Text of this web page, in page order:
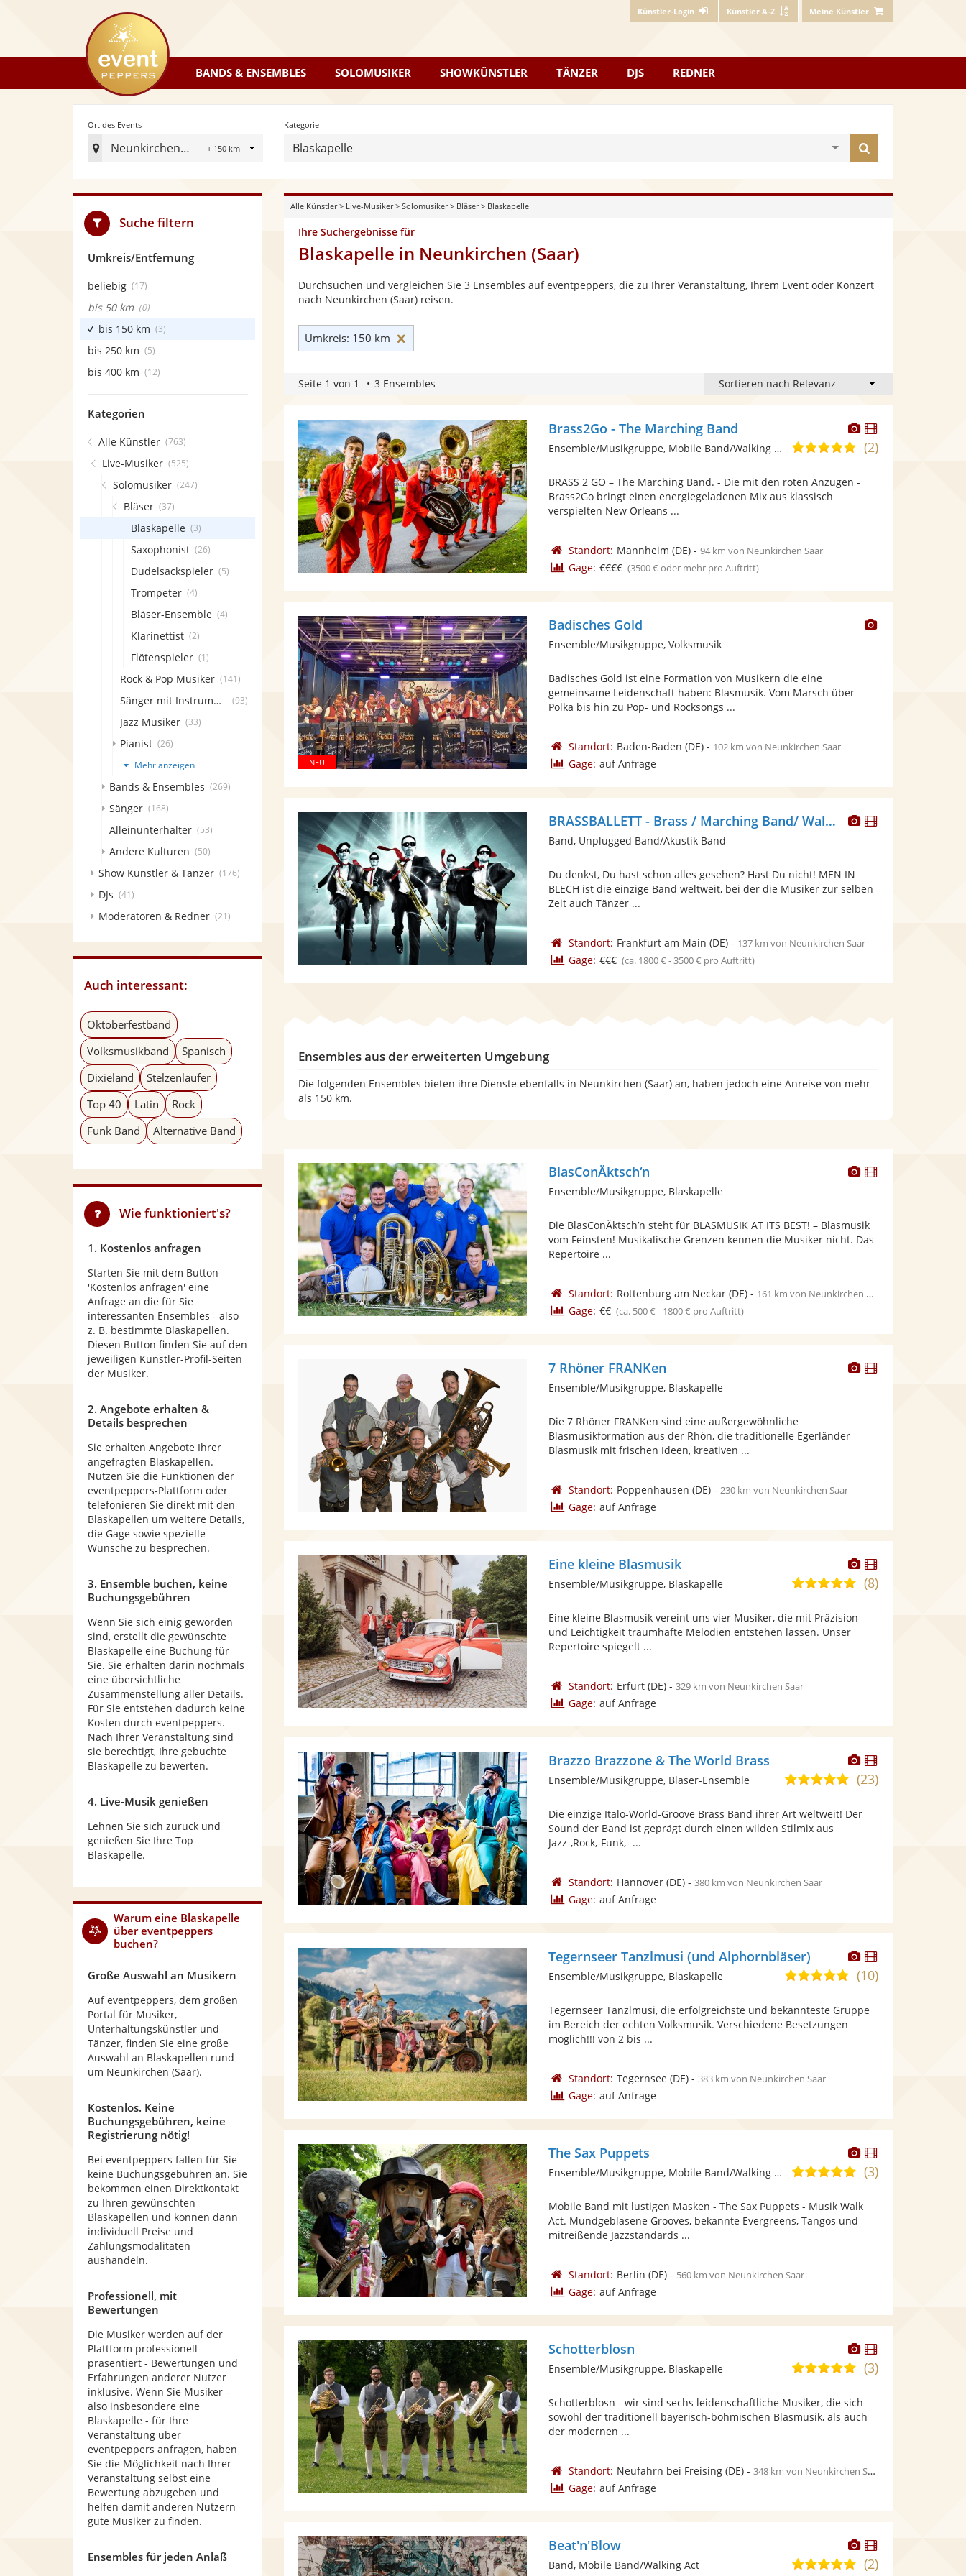
Künstler-Login Künstler A-Z Meine Künstler
eventpeppers
BANDS & ENSEMBLES SOLOMUSIKER SHOWKÜNSTLER TÄNZER DJS REDNER
Ort des Events
Neunkirchen Saar
Radius
Ort
Events
festlegen
Kategorie
Blaskapelle
finden
Alle Künstler> Live-Musiker> Solomusiker> Bläser> Blaskapelle
Ihre Suchergebnisse für
Blaskapelle in Neunkirchen (Saar)
Durchsuchen und vergleichen Sie 3 Ensembles auf eventpeppers, die zu Ihrer Veranstaltung, Ihrem Event oder Konzert
nach Neunkirchen (Saar) reisen.
Umkreis: 150 km
Seite 1 von 1 3 Ensembles
Dieser
Künstler
stellt
Dieser
Künstler
Brass2Go - The Marching Band
5,0
5
(2)
Ensemble/Musikgruppe, Mobile Band/Walking Act
BRASS 2 GO – The Marching Band. - Die mit den roten Anzügen -
Brass2Go bringt einen energiegeladenen Mix aus klassisch
verspielten New Orleans ...
Standort: Mannheim (DE)- 94 km von Neunkirchen Saar
Gage: €€€€ (3500 € oder mehr pro Auftritt)
Dieser
Badisches Gold
Ensemble/Musikgruppe, Volksmusik
Badisches Gold ist eine Formation von Musikern die eine
gemeinsame Leidenschaft haben: Blasmusik. Vom Marsch über
Polka bis hin zu Pop- und Rocksongs ...
Standort: Baden-Baden (DE)- 102 km von Neunkirchen Saar
Gage: auf Anfrage
DieserDieser
BRASSBALLETT - Brass / Marching Band/ Walkact, Blaskapelle
Band, Unplugged Band/Akustik Band
Du denkst, Du hast schon alles gesehen? Hast Du nicht! MEN IN
BLECH ist die einzige Band weltweit, bei der die Musiker zur selben
Zeit auch Tänzer ...
Standort: Frankfurt am Main (DE)- 137 km von Neunkirchen Saar
Gage: €€€ (ca. 1800 € - 3500 € pro Auftritt)
Ensembles aus der erweiterten Umgebung
Die folgenden Ensembles bieten ihre Dienste ebenfalls in Neunkirchen (Saar) an, haben jedoch eine Anreise von mehr
als 150 km.
Dieser
Fotos
bereit.
Dieser
BlasConÄktsch‘n
Ensemble/Musikgruppe, Blaskapelle
Die BlasConÄktsch’n steht für BLASMUSIK AT ITS BEST! – Blasmusik
vom Feinsten! Musikalische Grenzen kennen die Musiker nicht. Das
Repertoire ...
Standort: Rottenburg am Neckar(DE)- 161 km von Neunkirchen Saar
Gage: €€ (ca. 500 € - 1800 € pro Auftritt)
DieserDieser
7 Rhöner FRANKen
Ensemble/Musikgruppe, Blaskapelle
Die 7 Rhöner FRANKen sind eine außergewöhnliche
Blasmusikformation aus der Rhön, die traditionelle Egerländer
Blasmusik mit frischen Ideen, kreativen ...
Standort: Poppenhausen (DE)- 230 km von Neunkirchen Saar
Gage: auf Anfrage
Dieser
Künstler
stellt
Dieser
Künstler
Eine kleine Blasmusik
4,9
5
(8)
Ensemble/Musikgruppe, Blaskapelle
Eine kleine Blasmusik vereint uns vier Musiker, die mit Präzision
und Leichtigkeit traumhafte Melodien entstehen lassen. Unser
Repertoire spiegelt ...
Standort: Erfurt(DE)- 329 km von Neunkirchen Saar
Gage: auf Anfrage
Dieser
Künstler
stellt
Dieser
Künstler
Brazzo Brazzone & The World Brass
5,0
5
(23)
Ensemble/Musikgruppe, Bläser-Ensemble
Die einzige Italo-World-Groove Brass Band ihrer Art weltweit! Der
Sound der Band ist geprägt durch einen wilden Stilmix aus
Jazz-,Rock,-Funk,- ...
Standort: Hannover(DE)- 380 km von Neunkirchen Saar
Gage: auf Anfrage
Dieser
Künstler
stellt
bereit.
Dieser
Künstler
Tegernseer Tanzlmusi (und Alphornbläser)
5,0
5
(10)
Ensemble/Musikgruppe, Blaskapelle
Tegernseer Tanzlmusi, die erfolgreichste und bekannteste Gruppe
im Bereich der echten Volksmusik. Verschiedene Besetzungen
möglich!!! von 2 bis ...
Standort: Tegernsee(DE)- 383 km von Neunkirchen Saar
Gage: auf Anfrage
Dieser
Künstler
stellt
bereit.
Dieser
Künstler
The Sax Puppets
5,0
5
Sternen
(3)
Ensemble/Musikgruppe, Mobile Band/Walking Act
Mobile Band mit lustigen Masken - The Sax Puppets - Musik Walk
Act. Mundgeblasene Grooves, bekannte Evergreens, Tangos und
mitreißende Jazzstandards ...
Standort: Berlin (DE)- 560 km von Neunkirchen Saar
Gage: auf Anfrage
Dieser
Künstler
stellt
bereit.
Dieser
Künstler
Schotterblosn
5,0
5
Sternen
(3)
Ensemble/Musikgruppe, Blaskapelle
Schotterblosn - wir sind sechs leidenschaftliche Musiker, die sich
sowohl der traditionell bayerisch-böhmischen Blasmusik, als auch
der modernen ...
Standort: Neufahrn bei Freising(DE)- 348 km von Neunkirchen Saar
Gage: auf Anfrage
Dieser
Künstler
Dieser
Künstler
Beat'n'Blow
5,0(2)
Band, Mobile Band/Walking Act
Suche filtern
Umkreis/Entfernung
beliebig (17)
bis 50 km (0)
bis 150 km (3)
bis 250 km (5)
bis 400 km (12)
Kategorien
Alle Künstler (763)
Live-Musiker (525)
Solomusiker (247)
Bläser (37)
Blaskapelle (3)
Saxophonist (26)
Dudelsackspieler (5)
Trompeter (4)
Bläser-Ensemble (4)
Klarinettist (2)
Flötenspieler (1)
Rock & Pop Musiker (141)
Sänger mit Instrument (93)
Jazz Musiker (33)
Pianist (26)
Mehr anzeigen
Bands & Ensembles (269)
Sänger (168)
Alleinunterhalter (53)
Andere Kulturen (50)
Show Künstler & Tänzer (176)
DJs (41)
Moderatoren & Redner (21)
Auch interessant:
Oktoberfestband
Volksmusikband
Spanisch
Dixieland
Stelzenläufer
Top 40
Latin
Rock
Funk Band
Alternative Band
Wie funktioniert's?
1. Kostenlos anfragen
Starten Sie mit dem Button
'Kostenlos anfragen' eine
Anfrage an die für Sie
interessanten Ensembles - also
z. B. bestimmte Blaskapellen.
Diesen Button finden Sie auf den
jeweiligen Künstler-Profil-Seiten
der Musiker.
2. Angebote erhalten &
Details besprechen
Sie erhalten Angebote Ihrer
angefragten Blaskapellen.
Nutzen Sie die Funktionen der
eventpeppers-Plattform oder
telefonieren Sie direkt mit den
Blaskapellen um weitere Details,
die Gage sowie spezielle
Wünsche zu besprechen.
3. Ensemble buchen, keine
Buchungsgebühren
Wenn Sie sich einig geworden
sind, erstellt die gewünschte
Blaskapelle eine Buchung für
Sie. Sie erhalten darin nochmals
eine übersichtliche
Zusammenstellung aller Details.
Für Sie entstehen dadurch keine
Kosten durch eventpeppers.
Nach Ihrer Veranstaltung sind
sie berechtigt, Ihre gebuchte
Blaskapelle zu bewerten.
4. Live-Musik genießen
Lehnen Sie sich zurück und
genießen Sie Ihre Top
Blaskapelle.
Warum eine Blaskapelle
über eventpeppers
buchen?
Große Auswahl an Musikern
Auf eventpeppers, dem großen
Portal für Musiker,
Unterhaltungskünstler und
Tänzer, finden Sie eine große
Auswahl an Blaskapellen rund
um Neunkirchen (Saar).
Kostenlos. Keine
Buchungsgebühren, keine
Registrierung nötig!
Bei eventpeppers fallen für Sie
keine Buchungsgebühren an. Sie
bekommen einen Direktkontakt
zu Ihren gewünschten
Blaskapellen und können dann
individuell Preise und
Zahlungsmodalitäten
aushandeln.
Professionell, mit
Bewertungen
Die Musiker werden auf der
Plattform professionell
präsentiert - Bewertungen und
Erfahrungen anderer Nutzer
inklusive. Wenn Sie Musiker -
also insbesondere eine
Blaskapelle - für Ihre
Veranstaltung über
eventpeppers anfragen, haben
Sie die Möglichkeit nach Ihrer
Veranstaltung selbst eine
Bewertung abzugeben und
helfen damit anderen Nutzern
gute Musiker zu finden.
Ensembles für jeden Anlaß